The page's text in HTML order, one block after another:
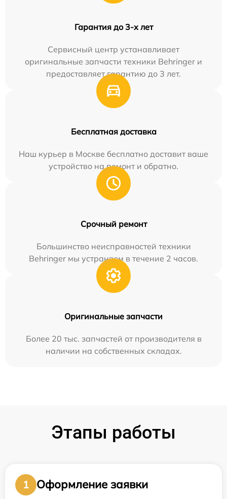
Гарантия до 3-х лет
Сервисный центр устанавливает
оригинальные запчасти техники Behringer и
предоставляет гарантию до 3 лет.
Бесплатная доставка
Наш курьер в Москве бесплатно доставит ваше
устройство на ремонт и обратно.
Срочный ремонт
Большинство неисправностей техники
Behringer мы устраняем в течение 2 часов.
Оригинальные запчасти
Более 20 тыс. запчастей от производителя в
наличии на собственных складах.
Этапы работы
1
Оформление заявки